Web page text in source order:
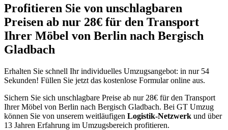
Profitieren Sie von unschlagbaren
Preisen ab nur 28€ für den Transport
Ihrer Möbel von Berlin nach Bergisch
Gladbach
Erhalten Sie schnell Ihr individuelles Umzugsangebot: in nur 54
Sekunden! Füllen Sie jetzt das kostenlose Formular online aus.
Sichern Sie sich unschlagbare Preise ab nur 28€ für den Transport
Ihrer Möbel von Berlin nach Bergisch Gladbach. Bei GT Umzug
können Sie von unserem weitläufigen Logistik-Netzwerk und über
13 Jahren Erfahrung im Umzugsbereich profitieren.